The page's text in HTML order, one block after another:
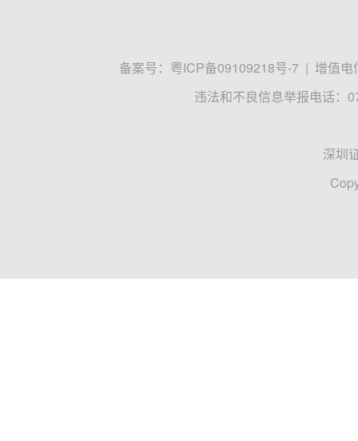
（简称“宁德时代”）拟以集中竞价、大宗交易方
宁德时代
证券
并购火热！上市公司频频携手地方国资
并购 国资
基金